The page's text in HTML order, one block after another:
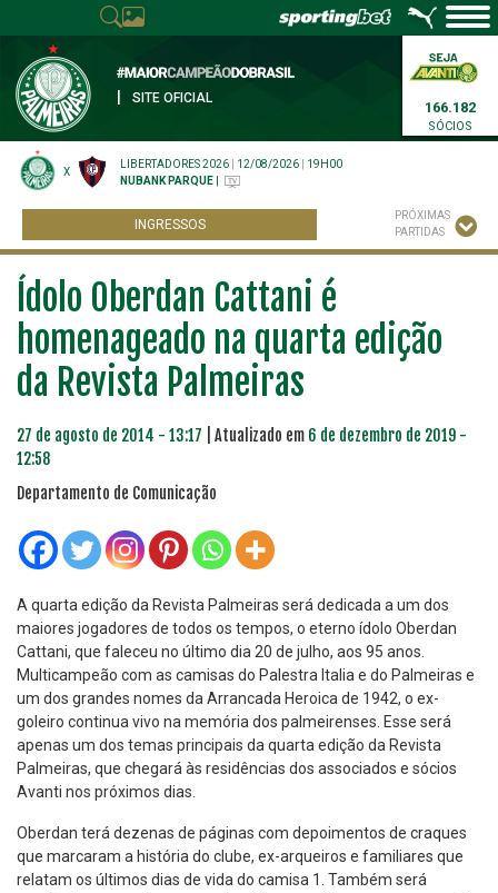
SITE OFICIAL
166.182
SÓCIOS
X
LIBERTADORES 2026 12/08/2026
19H00
NUBANK PARQUE
INGRESSOS
PRÓXIMAS
PARTIDAS
Ídolo Oberdan Cattani é
homenageado na quarta edição
da Revista Palmeiras
27 de agosto de 2014 - 13:17 | Atualizado em 6 de dezembro de 2019 -
12:58
Departamento de Comunicação
A quarta edição da Revista Palmeiras será dedicada a um dos
maiores jogadores de todos os tempos, o eterno ídolo Oberdan
Cattani, que faleceu no último dia 20 de julho, aos 95 anos.
Multicampeão com as camisas do Palestra Italia e do Palmeiras e
um dos grandes nomes da Arrancada Heroica de 1942, o ex-
goleiro continua vivo na memória dos palmeirenses. Esse será
apenas um dos temas principais da quarta edição da Revista
Palmeiras, que chegará às residências dos associados e sócios
Avanti nos próximos dias.
Oberdan terá dezenas de páginas com depoimentos de craques
que marcaram a história do clube, ex-arqueiros e familiares que
relatam os últimos dias de vida do camisa 1. Também será